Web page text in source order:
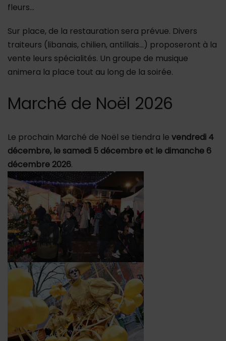
fleurs…
Sur place, de la restauration sera prévue. Divers
traiteurs (libanais, chilien, antillais…) proposeront à la
vente leurs spécialités. Un groupe de musique
animera la place tout au long de la soirée.
Marché de Noël 2026
Le prochain Marché de Noël se tiendra le vendredi 4
décembre, le samedi 5 décembre et le dimanche 6
décembre 2026.